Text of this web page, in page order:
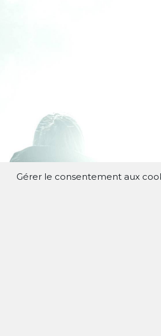
Gérer le consentement aux